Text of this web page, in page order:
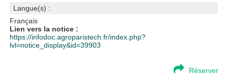
Langue(s) :
Français
Lien vers la notice :
https://infodoc.agroparistech.fr/index.php?
lvl=notice_display&id=39903
Réserver